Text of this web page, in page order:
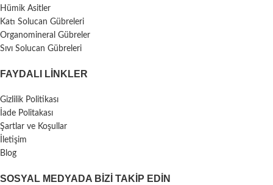
Hümik Asitler
Katı Solucan Gübreleri
Organomineral Gübreler
Sıvı Solucan Gübreleri
FAYDALI LİNKLER
Gizlilik Politikası
İade Politakası
Şartlar ve Koşullar
İletişim
Blog
SOSYAL MEDYADA BIZI TAKIP EDIN